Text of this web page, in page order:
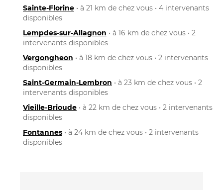
Sainte-Florine • à 21 km de chez vous • 4 intervenants
disponibles
Lempdes-sur-Allagnon • à 16 km de chez vous • 2
intervenants disponibles
Vergongheon • à 18 km de chez vous • 2 intervenants
disponibles
Saint-Germain-Lembron • à 23 km de chez vous • 2
intervenants disponibles
Vieille-Brioude • à 22 km de chez vous • 2 intervenants
disponibles
Fontannes • à 24 km de chez vous • 2 intervenants
disponibles